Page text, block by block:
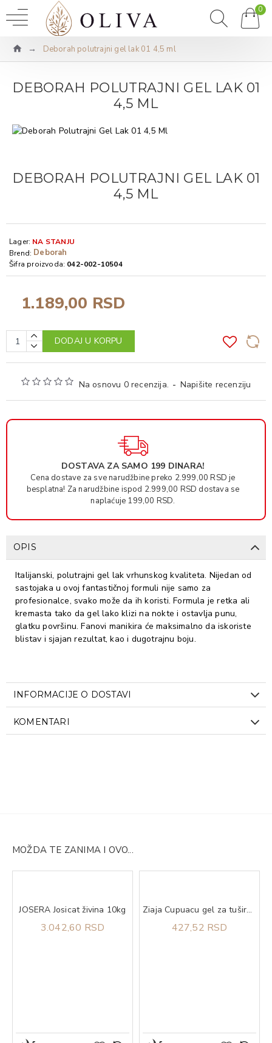
0
Deborah polutrajni gel lak 01 4,5 ml
DEBORAH POLUTRAJNI GEL LAK 01
4,5 ML
DEBORAH POLUTRAJNI GEL LAK 01
4,5 ML
Na osnovu 0 recenzija. - Napišite recenziju
1.189,00 RSD
Lager: NA STANJU
Brend: Deborah
Šifra proizvoda: 042-002-10504
DODAJ U KORPU
DOSTAVA ZA SAMO 199 DINARA!
Cena dostave za sve narudžbine preko 2.999,00 RSD je
besplatna! Za narudžbine ispod 2.999,00 RSD dostava se
naplaćuje 199,00 RSD.
OPIS
Italijanski, polutrajni gel lak vrhunskog kvaliteta. Nijedan od
sastojaka u ovoj fantastičnoj formuli nije samo za
profesionalce, svako može da ih koristi. Formula je retka ali
kremasta tako da gel lako klizi na nokte i ostavlja punu,
glatku površinu. Fanovi manikira će maksimalno da iskoriste
blistav i sjajan rezultat, kao i dugotrajnu boju.
INFORMACIJE O DOSTAVI
KOMENTARI
MOŽDA TE ZANIMA I OVO...
JOSERA Josicat živina 10kg
3.042,60 RSD
Ziaja Cupuacu gel za tuširanje 500 ml
427,52 RSD